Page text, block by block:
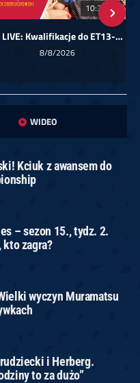
10:35:29
LIVE: Kwalifikacje do ET13-14 dla Europy Wschodniej
8/8/2026
WIDEO
Kciuk z awansem do
– sezon 15., tydz. 2.
kto zagra?
wyczyn Muramatsu
i Herberg.
to za dużo”